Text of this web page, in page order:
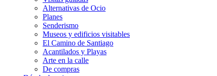
Alternativas de Ocio
Planes
Senderismo
Museos y edificios visitables
El Camino de Santiago
Acantilados y Playas
Arte en la calle
De compras